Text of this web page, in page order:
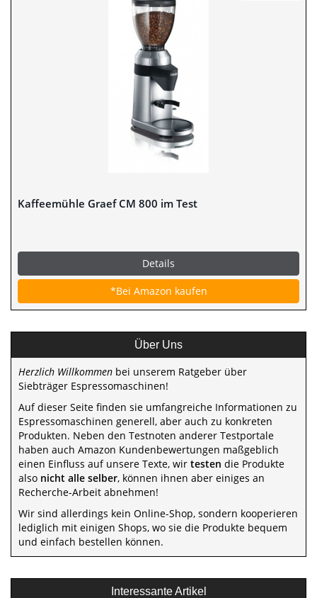
Kaffeemühle Graef CM 800 im Test
Details
*Bei Amazon kaufen
Über Uns
Herzlich Willkommen bei unserem Ratgeber über
Siebträger Espressomaschinen!
Auf dieser Seite finden sie umfangreiche Informationen zu
Espressomaschinen generell, aber auch zu konkreten
Produkten. Neben den Testnoten anderer Testportale
haben auch Amazon Kundenbewertungen maßgeblich
einen Einfluss auf unsere Texte, wir testen die Produkte
also nicht alle selber, können ihnen aber einiges an
Recherche-Arbeit abnehmen!
Wir sind allerdings kein Online-Shop, sondern kooperieren
lediglich mit einigen Shops, wo sie die Produkte bequem
und einfach bestellen können.
Interessante Artikel